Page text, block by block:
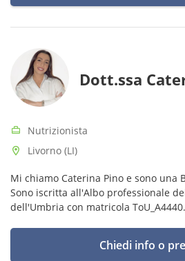
Dott.ssa
Nutrizionista
Livorno (LI)
Mi chiamo Caterina Pino e sono una
Sono iscritta all'Albo professionale
dell'Umbria con matricola ToU_A4440.
Chiedi info o